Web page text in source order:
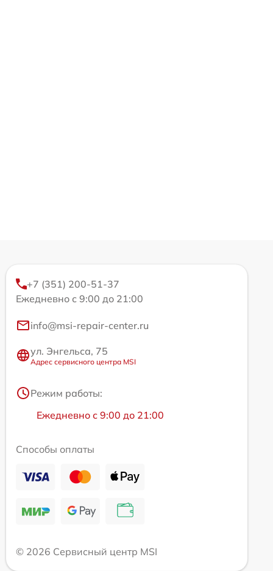
+7 (351) 200-51-37
Ежедневно с 9:00 до 21:00
info@msi-repair-center.ru
ул. Энгельса, 75
Адрес сервисного центра MSI
Режим работы:
Ежедневно с 9:00 до 21:00
Способы оплаты
© 2026 Сервисный центр MSI